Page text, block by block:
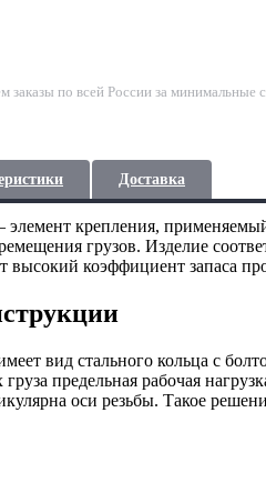
заказы по всей России за минимальные
Доставка
элемент крепления,
грузов. Изделие
высокий коэффициент запаса
вид стального кольца с
предельная рабочая
оси резьбы. Такое